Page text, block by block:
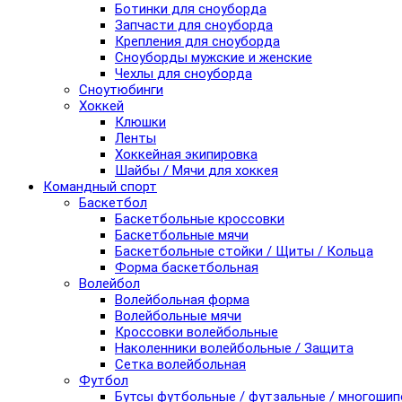
Ботинки для сноуборда
Запчасти для сноуборда
Крепления для сноуборда
Сноуборды мужские и женские
Чехлы для сноуборда
Сноутюбинги
Хоккей
Клюшки
Ленты
Хоккейная экипировка
Шайбы / Мячи для хоккея
Командный спорт
Баскетбол
Баскетбольные кроссовки
Баскетбольные мячи
Баскетбольные стойки / Щиты / Кольца
Форма баскетбольная
Волейбол
Волейбольная форма
Волейбольные мячи
Кроссовки волейбольные
Наколенники волейбольные / Защита
Сетка волейбольная
Футбол
Бутсы футбольные / футзальные /